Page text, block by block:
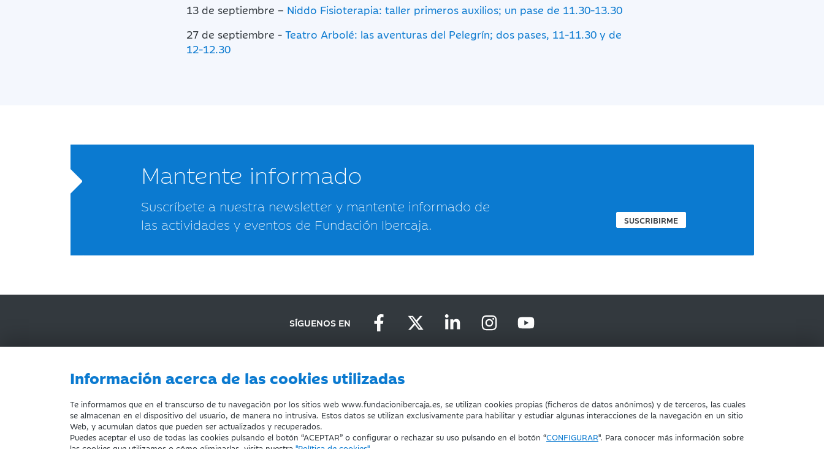
Información acerca de las cookies utilizadas
Te informamos que en el transcurso de tu navegación por los sitios web www.fundacionibercaja.es, se utilizan cookies propias (ficheros de datos anónimos) y de terceros, las cuales
se almacenan en el dispositivo del usuario, de manera no intrusiva. Estos datos se utilizan exclusivamente para habilitar y estudiar algunas interacciones de la navegación en un sitio
Web, y acumulan datos que pueden ser actualizados y recuperados.
Puedes aceptar el uso de todas las cookies pulsando el botón “ACEPTAR” o configurar o rechazar su uso pulsando en el botón “CONFIGURAR". Para conocer más información sobre
13 de septiembre – Niddo Fisioterapia: taller primeros auxilios; un pase de 11.30-13.30
27 de septiembre - Teatro Arbolé: las aventuras del Pelegrín; dos pases, 11-11.30 y de
12-12.30
Mantente informado
Suscríbete a nuestra newsletter y mantente informado de
las actividades y eventos de Fundación Ibercaja.
SUSCRIBIRME
SÍGUENOS EN
AVISO LEGAL ACCESIBILIDAD PRIVACIDAD DEVOLUCIONES COOKIES